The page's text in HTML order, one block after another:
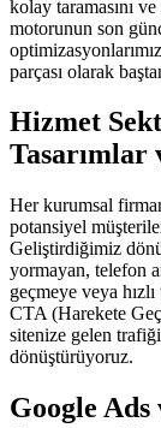
kolay taramasını
motorunun son
parçası olarak
Hizmet
Tasarımlar
Her kurumsal
potansiyel
Geliştirdiğimiz
yormayan, telefon
geçmeye veya
CTA (Harekete
sitenize gelen
dönüştürüyoruz.
Google